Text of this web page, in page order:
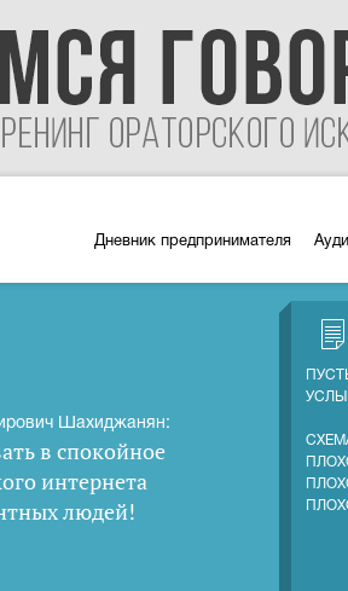
Дневник предпринимателя
Шахиджанян:
в спокойное
интернета
людей!